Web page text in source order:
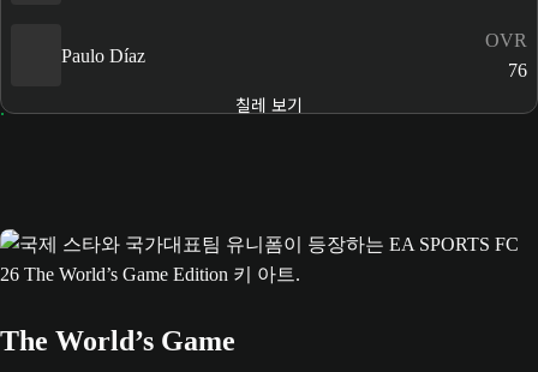
Paulo Díaz
OVR
76
칠레 보기
The World’s Game